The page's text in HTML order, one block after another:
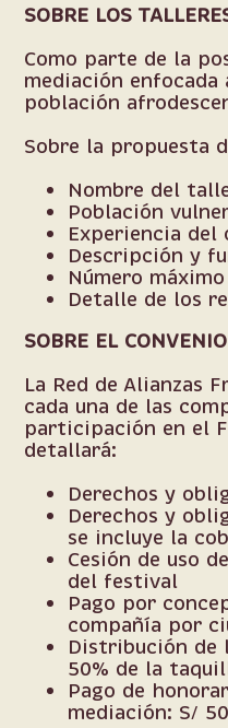
SOBRE LOS
Como parte de la
mediación
población
Sobre la propuesta
Nombre del
Población
Experiencia
Descripción y
Número
Detalle de los
SOBRE EL
La Red de Alianzas
cada una de las
participación en el
detallará:
Derechos y
Derechos y
se incluye la
Cesión de uso
del festival
Pago por
compañía por
Distribución de
50% de la
Pago de
mediación: S/